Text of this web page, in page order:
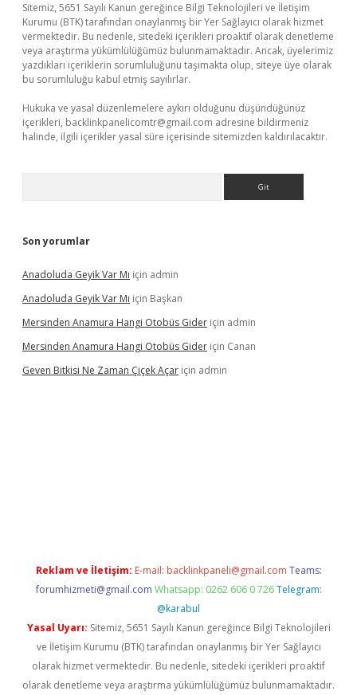
Sitemiz, 5651 Sayılı Kanun gereğince Bilgi Teknolojileri ve İletişim
Kurumu (BTK) tarafından onaylanmış bir Yer Sağlayıcı olarak hizmet
vermektedir. Bu nedenle, sitedeki içerikleri proaktif olarak denetleme
veya araştırma yükümlülüğümüz bulunmamaktadır. Ancak, üyelerimiz
yazdıkları içeriklerin sorumluluğunu taşımakta olup, siteye üye olarak
bu sorumluluğu kabul etmiş sayılırlar.
Hukuka ve yasal düzenlemelere aykırı olduğunu düşündüğünüz
içerikleri, backlinkpanelicomtr@gmail.com adresine bildirmeniz
halinde, ilgili içerikler yasal süre içerisinde sitemizden kaldırılacaktır.
Son yorumlar
Anadoluda Geyik Var Mı için admin
Anadoluda Geyik Var Mı için Başkan
Mersinden Anamura Hangi Otobüs Gider için admin
Mersinden Anamura Hangi Otobüs Gider için Canan
Geven Bitkisi Ne Zaman Çiçek Açar için admin
Reklam ve İletişim: E-mail: backlinkpaneli@gmail.com Teams:
forumhizmeti@gmail.com Whatsapp: 0262 606 0 726 Telegram:
@karabul
Yasal Uyarı: Sitemiz, 5651 Sayılı Kanun gereğince Bilgi Teknolojileri
ve İletişim Kurumu (BTK) tarafından onaylanmış bir Yer Sağlayıcı
olarak hizmet vermektedir. Bu nedenle, sitedeki içerikleri proaktif
olarak denetleme veya araştırma yükümlülüğümüz bulunmamaktadır.